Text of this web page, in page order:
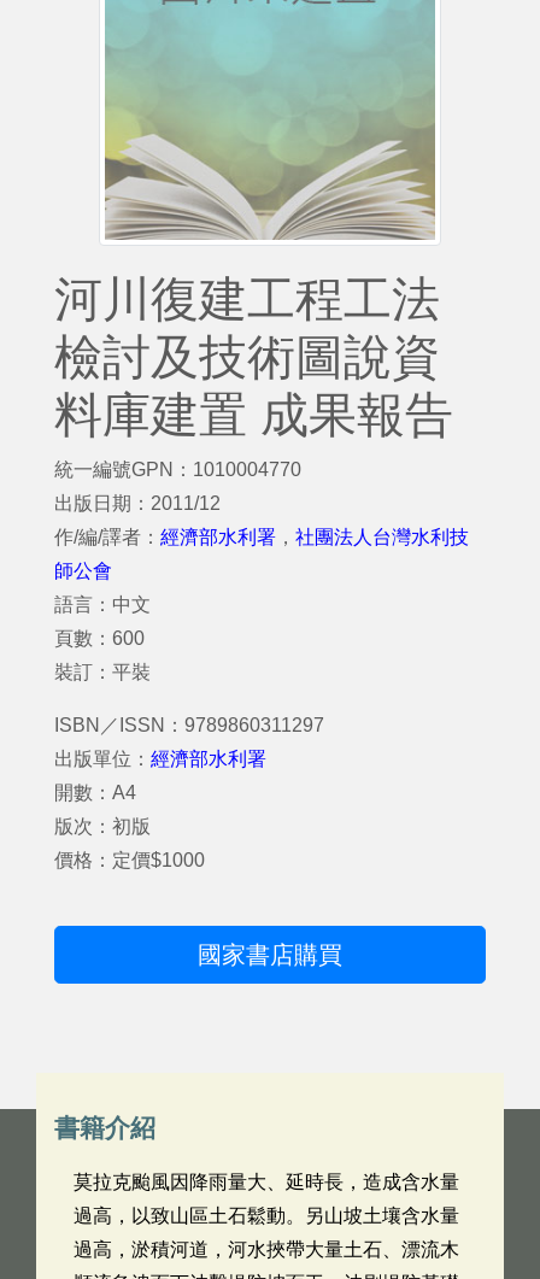
河川復建工程工法
檢討及技術圖說資
料庫建置 成果報告
統一編號GPN：1010004770
出版日期：2011/12
作/編/譯者： 經濟部水利署 ， 社團法人台灣水利技
師公會
語言：中文
頁數：600
裝訂：平裝
ISBN／ISSN：9789860311297
出版單位： 經濟部水利署
開數：A4
版次：初版
價格：定價$1000
國家書店購買
書籍介紹
莫拉克颱風因降雨量大、延時長，造成含水量
過高，以致山區土石鬆動。另山坡土壤含水量
過高，淤積河道，河水挾帶大量土石、漂流木